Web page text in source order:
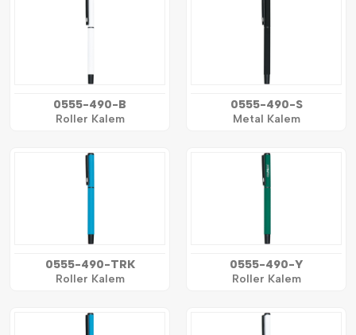
0555-490-B
Roller Kalem
0555-490-S
Metal Kalem
0555-490-TRK
Roller Kalem
0555-490-Y
Roller Kalem